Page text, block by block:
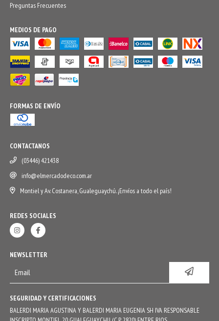
Preguntas Frecuentes
MEDIOS DE PAGO
FORMAS DE ENVÍO
CONTACTANOS
(03446) 421438
info@elmercadodeco.com.ar
Montiel y Av. Costanera, Gualeguaychú. ¡Envíos a todo el país!
REDES SOCIALES
NEWSLETTER
SEGURIDAD Y CERTIFICACIONES
BALERDI MARIA AGUSTINA Y BALERDI MARIA EUGENIA SH IVA RESPONSABLE